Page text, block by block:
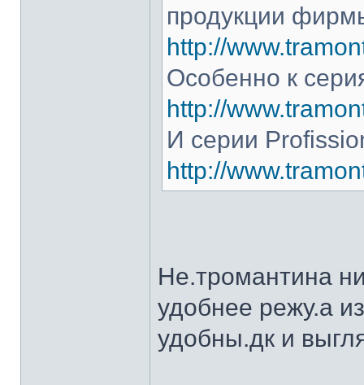
продукции
http://
Особенно к
http://
И серии
http://
Не.тромантина
удобнее режу.а
удобны.дк и